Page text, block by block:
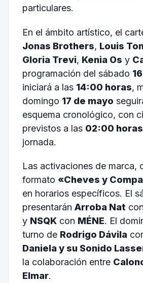
particulares.
En el ámbito artístico, el
Jonas Brothers, Louis
Gloria Trevi, Kenia Os y
programación del sábado
iniciará a las 14:00 horas,
domingo 17 de mayo
esquema cronológico, con
previstos a las 02:00 horas
jornada.
Las activaciones de marca,
formato «Cheves y
en horarios específicos. El
presentarán Arroba Natcon
y NSQKcon MÉNE. El
turno de Rodrigo Dávila
Daniela y su Sonido
la colaboración entre
Elmar.